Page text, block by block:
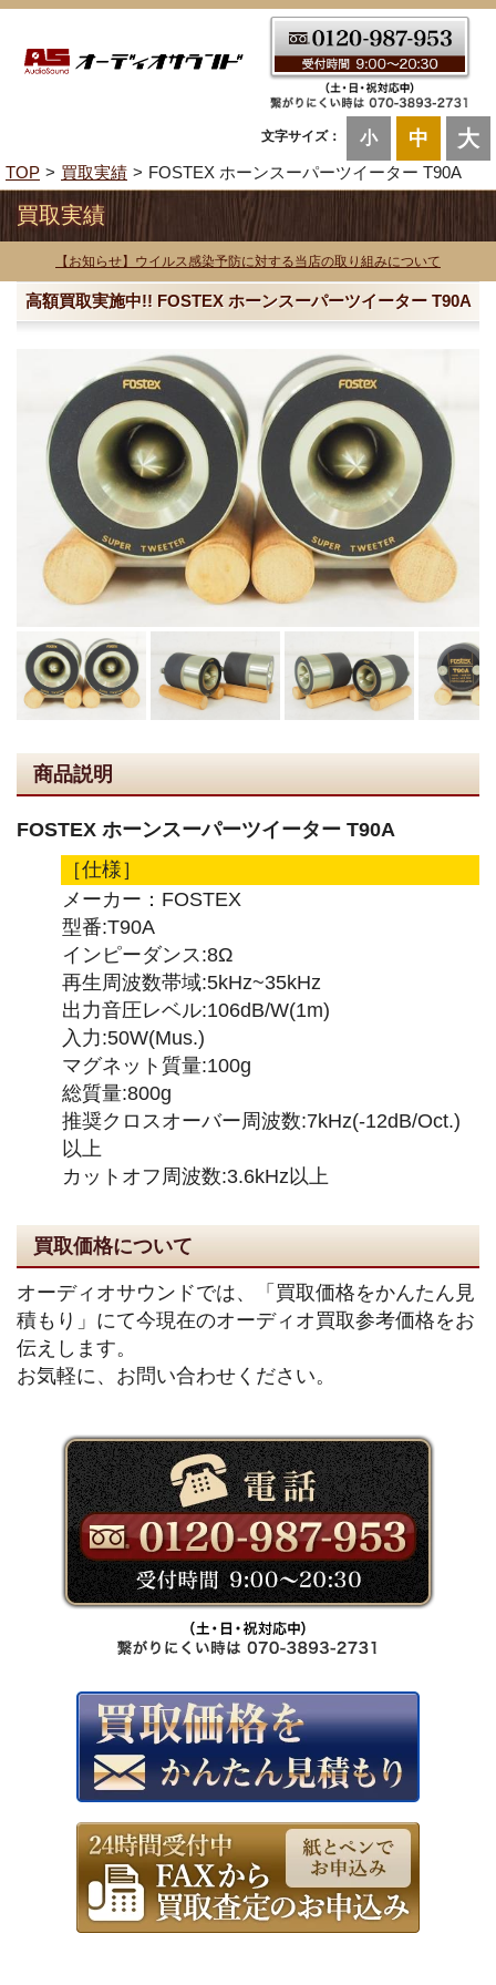
文字サイズ： 小 中 大
TOP 買取実績 FOSTEX ホーンスーパーツイーター T90A
買取実績
【お知らせ】ウイルス感染予防に対する当店の取り組みについて
高額買取実施中!! FOSTEX ホーンスーパーツイーター T90A
商品説明
FOSTEX ホーンスーパーツイーター T90A
［仕様］
メーカー：FOSTEX
型番:T90A
インピーダンス:8Ω
再生周波数帯域:5kHz~35kHz
出力音圧レベル:106dB/W(1m)
入力:50W(Mus.)
マグネット質量:100g
総質量:800g
推奨クロスオーバー周波数:7kHz(-12dB/Oct.)
以上
カットオフ周波数:3.6kHz以上
買取価格について
オーディオサウンドでは、「買取価格をかんたん見
積もり」にて今現在のオーディオ買取参考価格をお
伝えします。
お気軽に、お問い合わせください。